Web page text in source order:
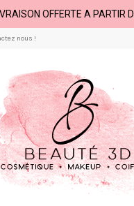
OFFERTE A PARTIR
nous !